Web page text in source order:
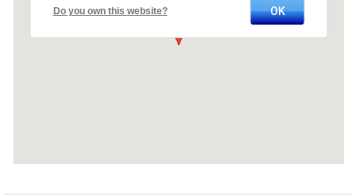
Do you own this website? OK